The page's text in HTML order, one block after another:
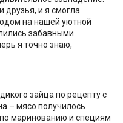
друзья, и я смогла
на нашей уютной
забавными
я точно знаю,
зайца по рецепту с
– мясо получилось
маринованию и специям